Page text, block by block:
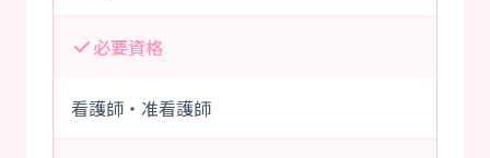
必要資格
看護師・准看護師